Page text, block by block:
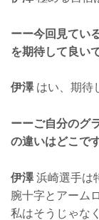
ーー今回見てい
を期待して良い
伊澤はい、期待
ーーご自分のグ
の違いはどこで
伊澤浜崎選手は
腕十字とアーム
私はそうじゃな